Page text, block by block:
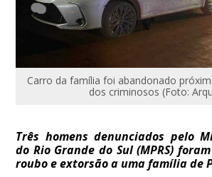
Carro da família foi abandonado
dos criminosos (Foto:
Três homens denunciados pelo
do Rio Grande do Sul (MPRS)
roubo e extorsão a uma família de